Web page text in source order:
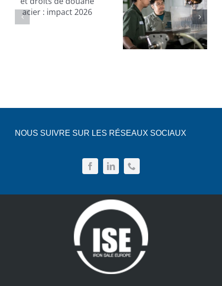
un métier
réussir vos
projets
NOUS SUIVRE SUR LES RÉSEAUX SOCIAUX